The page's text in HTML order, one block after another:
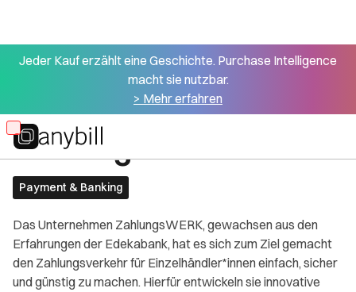
Jeder Kauf erzählt eine Geschichte. Purchase Intelligence
macht sie nutzbar.
> Mehr erfahren
Skip
to
main
content
Alle Partner
ZahlungsWERK
Payment & Banking
Das Unternehmen ZahlungsWERK, gewachsen aus den
Erfahrungen der Edekabank, hat es sich zum Ziel gemacht
den Zahlungsverkehr für Einzelhändler*innen einfach, sicher
und günstig zu machen. Hierfür entwickeln sie innovative